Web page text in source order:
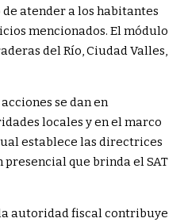
de atender a los habitantes
mencionados. El módulo
del Río, Ciudad Valles,
se dan en
locales y en el marco
establece las directrices
que brinda el SAT
autoridad fiscal contribuye